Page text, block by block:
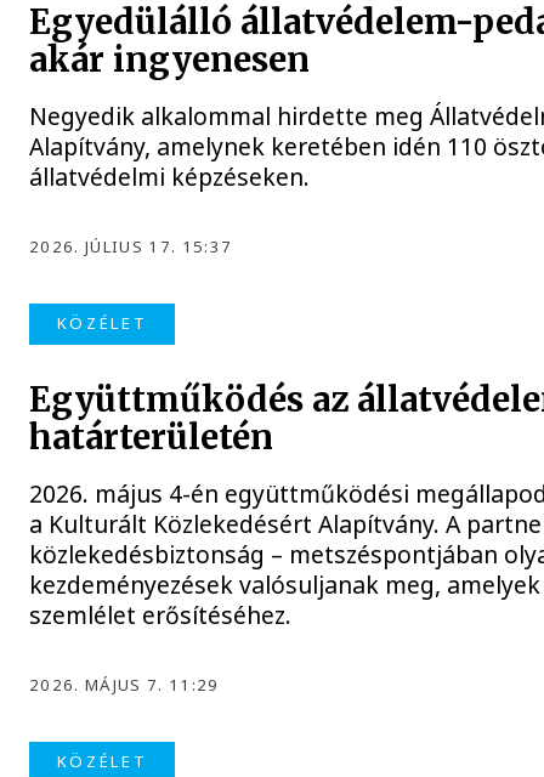
Egyedülálló állatvédelem-
akár ingyenesen
Negyedik alkalommal hirdette meg
Alapítvány, amelynek keretében idén 110
állatvédelmi képzéseken.
2026. JÚLIUS 17. 15:37
KÖZÉLET
Együttműködés az
határterületén
2026. május 4-én együttműködési
a Kulturált Közlekedésért Alapítvány. A
közlekedésbiztonság – metszéspontjában
kezdeményezések valósuljanak meg,
szemlélet erősítéséhez.
2026. MÁJUS 7. 11:29
KÖZÉLET